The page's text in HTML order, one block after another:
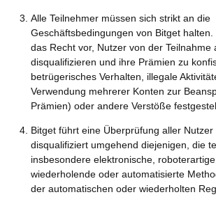
Alle Teilnehmer müssen sich strikt an die
Geschäftsbedingungen von Bitget halten.
das Recht vor, Nutzer von der Teilnahme
disqualifizieren und ihre Prämien zu
betrügerisches Verhalten, illegale
Verwendung mehrerer Konten zur
Prämien) oder andere Verstöße
Bitget führt eine Überprüfung aller Nutzer
disqualifiziert umgehend diejenigen, die
insbesondere elektronische,
wiederholende oder automatisierte
der automatischen oder wiederholten